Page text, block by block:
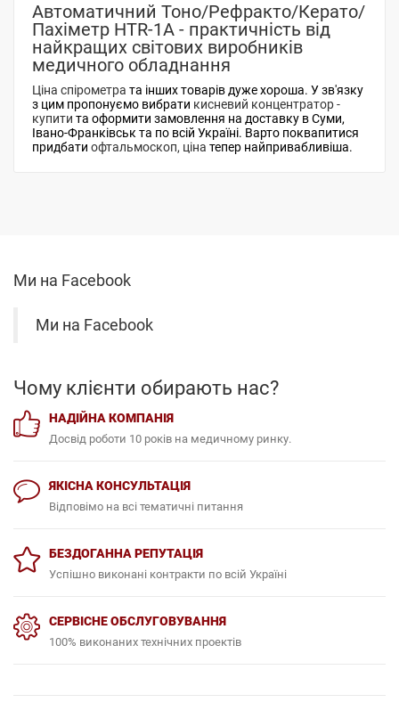
Автоматичний Тоно/Рефракто/Керато/
Пахіметр HTR-1A - практичність від
найкращих світових виробників
медичного обладнання
Ціна спірометра та інших товарів дуже хороша. У зв'язку
з цим пропонуємо вибрати кисневий концентратор -
купити та оформити замовлення на доставку в Суми,
Івано-Франківськ та по всій Україні. Варто поквапитися
придбати офтальмоскоп, ціна тепер найпривабливіша.
Ми на Facebook
НАДІЙНА КОМПАНІЯ
Досвід роботи 10 років на медичному ринку.
Відповімо на всі тематичні питання
Успішно виконані контракти по всій Україні
100% виконаних технічних проектів